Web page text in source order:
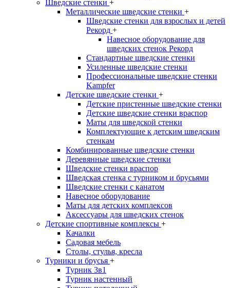
Шведские стенки +
Металлические шведские стенки +
Шведские стенки для взрослых и детей
Рекорд +
Навесное оборудование для
шведских стенок Рекорд
Стандартные шведские стенки
Усиленные шведские стенки
Профессиональные шведские стенки
Kampfer
Детские шведские стенки +
Детские пристенные шведские стенки
Детские шведские стенки враспор
Маты для шведской стенки
Комплектующие к детским шведским
стенкам
Комбинированные шведские стенки
Деревянные шведские стенки
Шведские стенки враспор
Шведская стенка с турником и брусьями
Шведские стенки с канатом
Навесное оборудование
Маты для детских комплексов
Аксессуары для шведских стенок
Детские спортивные комплексы +
Качалки
Садовая мебель
Столы, стулья, кресла
Турники и брусья +
Турник 3в1
Турник настенный